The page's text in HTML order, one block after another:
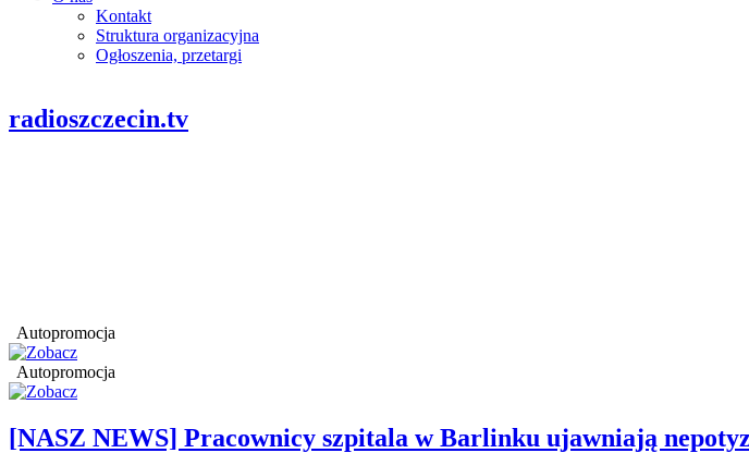
Kontakt
Struktura organizacyjna
Ogłoszenia, przetargi
radioszczecin.tv
Autopromocja
Autopromocja
[NASZ NEWS] Pracownicy szpitala w Barlinku ujawniają